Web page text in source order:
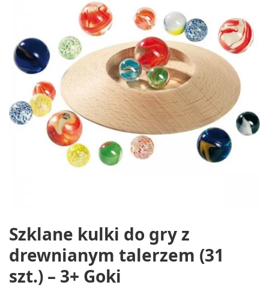
Szklane kulki do gry z
drewnianym talerzem (31
szt.) – 3+ Goki